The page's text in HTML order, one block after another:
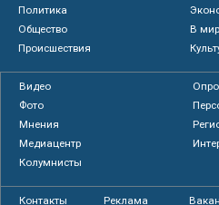
Политика
Общество
В
Происшествия
Видео
Фото
Мнения
Медиацентр
Колумнисты
Контакты Реклама